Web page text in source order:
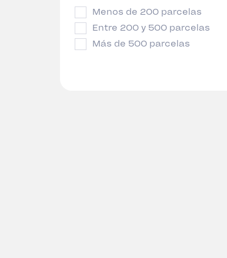
Menos de 200 parcelas
Entre 200 y 500 parcelas
Más de 500 parcelas